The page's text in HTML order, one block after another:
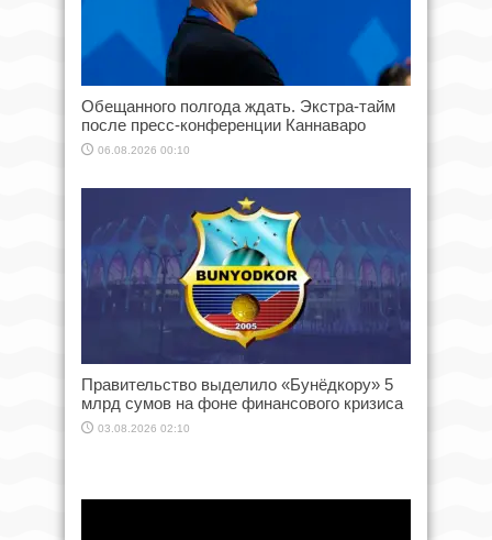
Обещанного полгода ждать. Экстра-тайм
после пресс-конференции Каннаваро
06.08.2026 00:10
Правительство выделило «Бунёдкору» 5
млрд сумов на фоне финансового кризиса
03.08.2026 02:10